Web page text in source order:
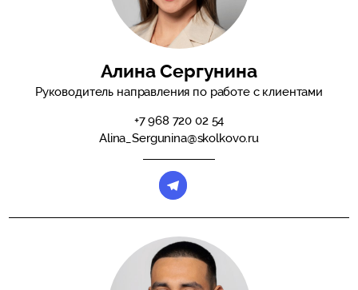
Алина Сергунина
Руководитель направления по работе с клиентами
+7 968 720 02 54
Alina_Sergunina@skolkovo.ru